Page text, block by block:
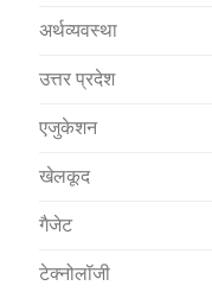
अर्थव्यवस्था
उत्तर प्रदेश
एजुकेशन
खेलकूद
गैजेट
टेक्नोलॉजी